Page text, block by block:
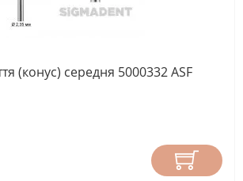
(конус) середня 5000332 ASF